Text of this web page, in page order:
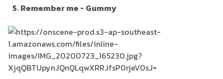
5. Remember me - Gummy